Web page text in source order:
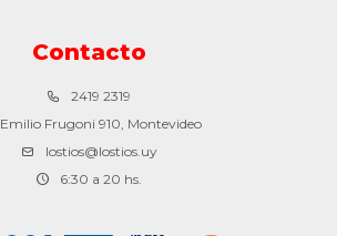
Contacto
2419 2319
Emilio Frugoni 910, Montevideo
lostios@lostios.uy
6:30 a 20 hs.